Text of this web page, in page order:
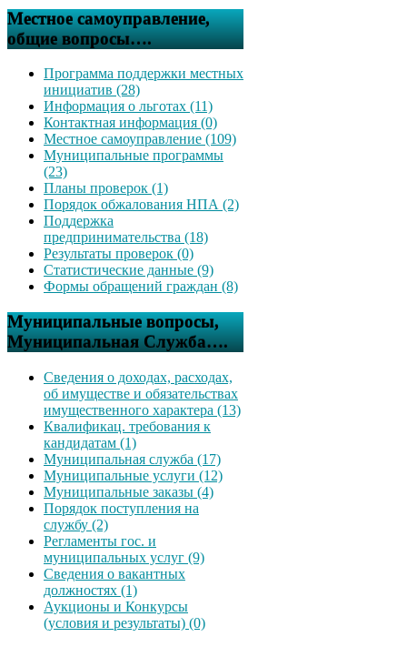
Местное самоуправление,
общие вопросы….
Программа поддержки местных
инициатив (28)
Информация о льготах (11)
Контактная информация (0)
Местное самоуправление (109)
Муниципальные программы
(23)
Планы проверок (1)
Порядок обжалования НПА (2)
Поддержка
предпринимательства (18)
Результаты проверок (0)
Статистические данные (9)
Формы обращений граждан (8)
Муниципальные вопросы,
Муниципальная Служба….
Сведения о доходах, расходах,
об имуществе и обязательствах
имущественного характера (13)
Квалификац. требования к
кандидатам (1)
Муниципальная служба (17)
Муниципальные услуги (12)
Муниципальные заказы (4)
Порядок поступления на
службу (2)
Регламенты гос. и
муниципальных услуг (9)
Сведения о вакантных
должностях (1)
Аукционы и Конкурсы
(условия и результаты) (0)